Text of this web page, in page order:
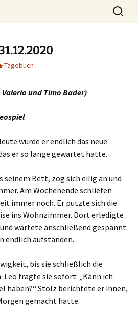
der Geschichten
Tagebuch
Valerio und Timo Bader)
würde er endlich das neue
er so lange gewartet hatte.
seinem Bett, zog sich eilig an und
Am Wochenende schliefen
immer noch. Er putzte sich die
ins Wohnzimmer. Dort erledigte
wartete anschließend gespannt
endlich aufstanden.
bis sie schließlich die
Leo fragte sie sofort: „Kann ich
haben?“ Stolz berichtete er ihnen,
gemacht hatte.